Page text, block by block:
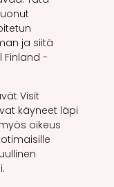
ja siitä
Finland -
Visit
käyneet läpi
oikeus